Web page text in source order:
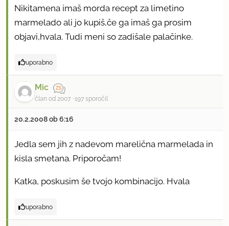
Nikitamena imaš morda recept za limetino
marmelado ali jo kupiš,če ga imaš ga prosim
objavi,hvala. Tudi meni so zadišale palačinke.
uporabno
Mic
član od 2007 197 sporočil
20.2.2008 ob 6:16
Jedla sem jih z nadevom marelična marmelada in
kisla smetana. Priporočam!
Katka, poskusim še tvojo kombinacijo. Hvala
uporabno